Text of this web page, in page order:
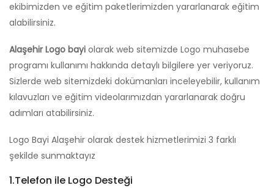
ekibimizden ve eğitim paketlerimizden yararlanarak eğitim
alabilirsiniz.
Alaşehir Logo bayi olarak web sitemizde Logo muhasebe
programı kullanımı hakkında detaylı bilgilere yer veriyoruz.
Sizlerde web sitemizdeki dokümanları inceleyebilir, kullanım
kılavuzları ve eğitim videolarımızdan yararlanarak doğru
adımları atabilirsiniz.
Logo Bayi Alaşehir olarak destek hizmetlerimizi 3 farklı
şekilde sunmaktayız
1.Telefon ile Logo Desteği